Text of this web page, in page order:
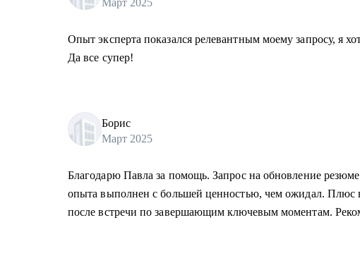
Опыт эксперта показался релевантным моему запросу, я
Да все супер!
Борис
Март 2025
Благодарю Павла за помощь. Запрос на обновление
опыта выполнен с большей ценностью, чем ожидал. Плюс
после встречи по завершающим ключевым моментам.